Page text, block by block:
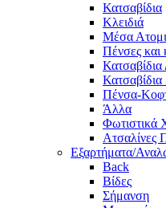
Κατσαβίδια
Κλειδιά
Μέσα
Πένσες και
Κατσαβίδια
Πένσα-
Άλλα
Φωτιστικά
Ατσαλίνες
Εξαρτήματα/
Back
Βίδες
Σήμανση